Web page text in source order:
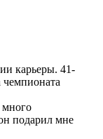
карьеры. 41-
много
подарил мне